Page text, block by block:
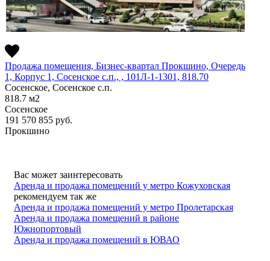
Продажа помещения, Бизнес-квартал Прокшино, Очередь
1, Корпус 1, Сосенское c.п., , 101Л-1-1301, 818.70
Сосенское, Сосенское c.п.
818.7 м2
Сосенское
191 570 855 руб.
Прокшино
Вас может заинтересовать
Аренда и продажа помещений у метро Кожуховская
рекомендуем так же
Аренда и продажа помещений у метро Пролетарская
Аренда и продажа помещений в районе
Южнопортовый
Аренда и продажа помещений в ЮВАО